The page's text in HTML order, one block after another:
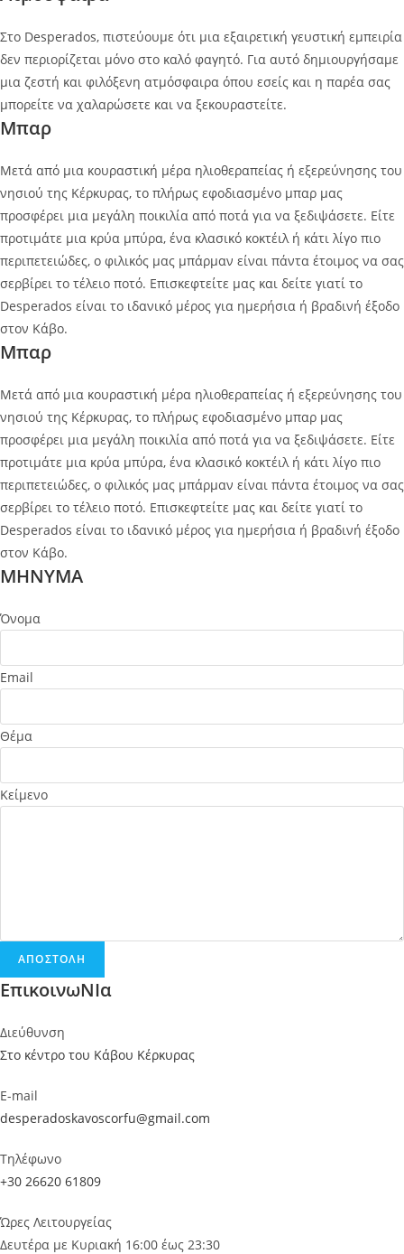
Στο Desperados, πιστεύουμε ότι μια εξαιρετική γευστική εμπειρία
δεν περιορίζεται μόνο στο καλό φαγητό. Για αυτό δημιουργήσαμε
μια ζεστή και φιλόξενη ατμόσφαιρα όπου εσείς και η παρέα σας
μπορείτε να χαλαρώσετε και να ξεκουραστείτε.
Μπαρ
Μετά από μια κουραστική μέρα ηλιοθεραπείας ή εξερεύνησης του
νησιού της Κέρκυρας, το πλήρως εφοδιασμένο μπαρ μας
προσφέρει μια μεγάλη ποικιλία από ποτά για να ξεδιψάσετε. Είτε
προτιμάτε μια κρύα μπύρα, ένα κλασικό κοκτέιλ ή κάτι λίγο πιο
περιπετειώδες, ο φιλικός μας μπάρμαν είναι πάντα έτοιμος να σας
σερβίρει το τέλειο ποτό. Επισκεφτείτε μας και δείτε γιατί το
Desperados είναι το ιδανικό μέρος για ημερήσια ή βραδινή έξοδο
στον Κάβο.
Μπαρ
Μετά από μια κουραστική μέρα ηλιοθεραπείας ή εξερεύνησης του
νησιού της Κέρκυρας, το πλήρως εφοδιασμένο μπαρ μας
προσφέρει μια μεγάλη ποικιλία από ποτά για να ξεδιψάσετε. Είτε
προτιμάτε μια κρύα μπύρα, ένα κλασικό κοκτέιλ ή κάτι λίγο πιο
περιπετειώδες, ο φιλικός μας μπάρμαν είναι πάντα έτοιμος να σας
σερβίρει το τέλειο ποτό. Επισκεφτείτε μας και δείτε γιατί το
Desperados είναι το ιδανικό μέρος για ημερήσια ή βραδινή έξοδο
στον Κάβο.
MHNYMA
Όνομα
Email
Θέμα
Κείμενο
ΑΠΟΣΤΟΛΗ
ΕπικοινωΝΙα
Διεύθυνση
Στο κέντρο του Κάβου Κέρκυρας
E-mail
desperadoskavoscorfu@gmail.com
Τηλέφωνο
+30 26620 61809
Ώρες Λειτουργείας
Δευτέρα με Κυριακή 16:00 έως 23:30